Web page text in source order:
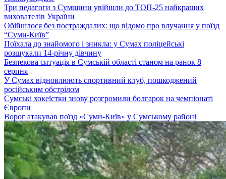
Три педагоги з Сумщини увійшли до ТОП-25 найкращих
вихователів України
Обійшлося без постраждалих: що відомо про влучання у поїзд
“Суми-Київ”
Поїхала до знайомого і зникла: у Сумах поліцейські
розшукали 14-річну дівчину
Безпекова ситуація в Сумській області станом на ранок 8
серпня
У Сумах відновлюють спортивний клуб, пошкоджений
російським обстрілом
Сумські хокеїстки знову розгромили болгарок на чемпіонаті
Європи
Ворог атакував поїзд «Суми-Київ» у Сумському районі